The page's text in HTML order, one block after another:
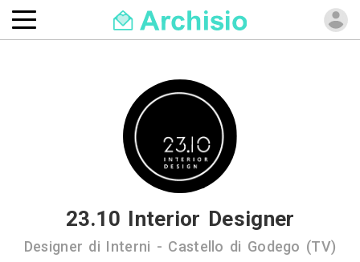
23.10 Interior Designer
Designer di Interni - Castello di Godego (TV)